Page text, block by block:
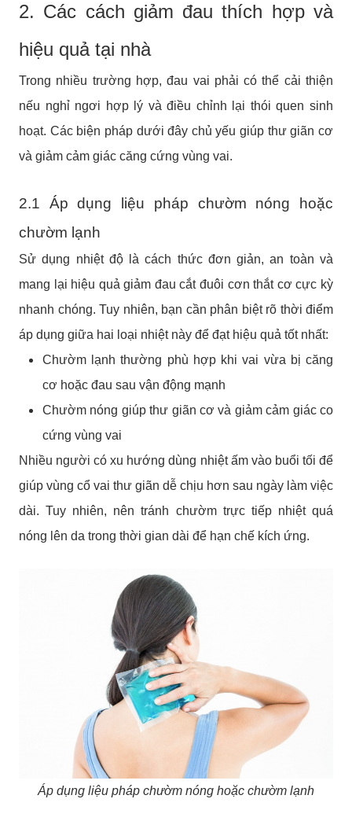
2. Các cách giảm đau thích hợp và
hiệu quả tại nhà
Trong nhiều trường hợp, đau vai phải có thể cải thiện
nếu nghỉ ngơi hợp lý và điều chỉnh lại thói quen sinh
hoạt. Các biện pháp dưới đây chủ yếu giúp thư giãn cơ
và giảm cảm giác căng cứng vùng vai.
2.1 Áp dụng liệu pháp chườm nóng hoặc
chườm lạnh
Sử dụng nhiệt độ là cách thức đơn giản, an toàn và
mang lại hiệu quả giảm đau cắt đuôi cơn thắt cơ cực kỳ
nhanh chóng. Tuy nhiên, bạn cần phân biệt rõ thời điểm
áp dụng giữa hai loại nhiệt này để đạt hiệu quả tốt nhất:
Chườm lạnh thường phù hợp khi vai vừa bị căng
cơ hoặc đau sau vận động mạnh
Chườm nóng giúp thư giãn cơ và giảm cảm giác co
cứng vùng vai
Nhiều người có xu hướng dùng nhiệt ấm vào buổi tối để
giúp vùng cổ vai thư giãn dễ chịu hơn sau ngày làm việc
dài. Tuy nhiên, nên tránh chườm trực tiếp nhiệt quá
nóng lên da trong thời gian dài để hạn chế kích ứng.
Áp dụng liệu pháp chườm nóng hoặc chườm lạnh